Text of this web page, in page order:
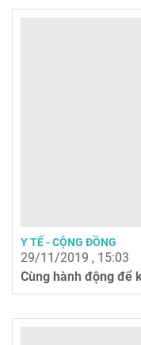
Y TẾ - CỘNG ĐỒNG
29/11/2019 , 15:03
Cùng hành động để